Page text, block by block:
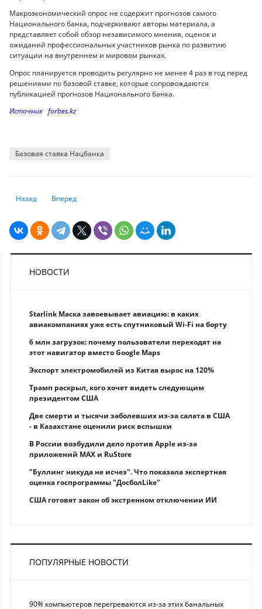
Макроэкономический опрос не содержит прогнозов самого
Национального банка, подчеркивают авторы материала, а
представляет собой обзор независимого мнения, оценок и
ожиданий профессиональных участников рынка по развитию
ситуации на внутреннем и мировом рынках.
Опрос планируется проводить регулярно не менее 4 раз в год перед
решениями по базовой ставке, которые сопровождаются
публикацией прогнозов Национального банка.
Источник forbes.kz
Базовая ставка Нацбанка
Предыдущий: Сколько денег накопили казахстанцы на счетах в ЕНПФ
Назад Следующий: В Казахстане ожидают укрепления тенге
Вперед
НОВОСТИ
Starlink Маска завоевывает авиацию: в каких
авиакомпаниях уже есть спутниковый Wi-Fi на борту
6 млн загрузок: почему пользователи переходят на
этот навигатор вместо Google Maps
Экспорт электромобилей из Китая вырос на 120%
Трамп раскрыл, кого хочет видеть следующим
президентом США
Две смерти и тысячи заболевших из-за салата в США
- в Казахстане оценили риск вспышки
В России возбудили дело против Apple из-за
приложений MAX и RuStore
"Буллинг никуда не исчез". Что показала экспертная
оценка госпрограммы "ДосболLike"
США готовят закон об экстренном отключении ИИ
ПОПУЛЯРНЫЕ НОВОСТИ
90% компьютеров перегреваются из-за этих банальных